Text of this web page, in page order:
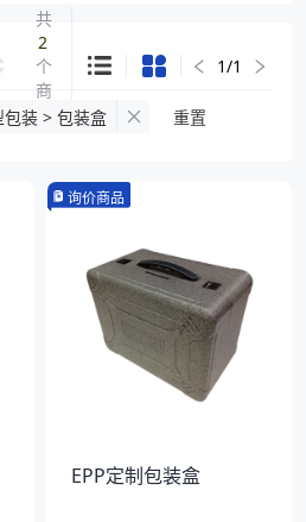
221360
烤箱袋
共
2
个
商
品
1/1
装 > 包装盒 重置
询价商品
EPP定制包装盒